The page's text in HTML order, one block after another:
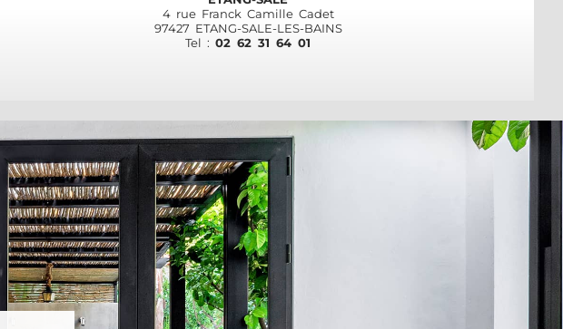
4 rue Franck Camille Cadet
97427 ETANG-SALE-LES-BAINS
Tel : 02 62 31 64 01